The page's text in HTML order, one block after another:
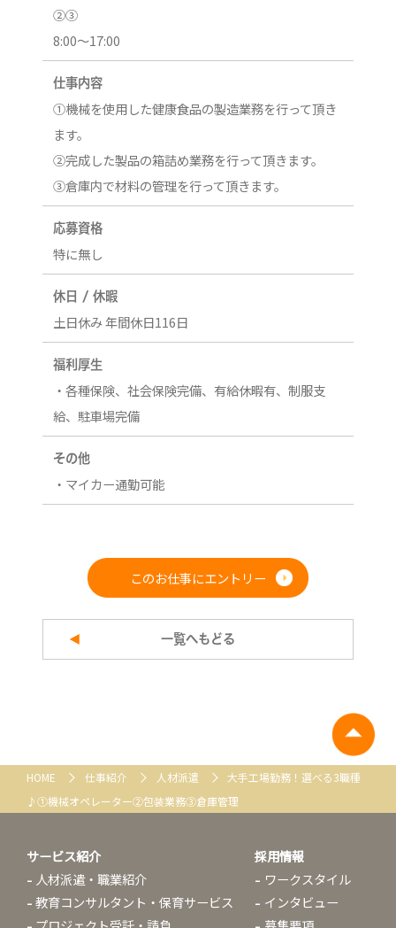
②③
8:00～17:00
仕事内容
①機械を使用した健康食品の製造業務を行って頂き
ます。
②完成した製品の箱詰め業務を行って頂きます。
③倉庫内で材料の管理を行って頂きます。
応募資格
特に無し
休日 / 休暇
土日休み 年間休日116日
福利厚生
・各種保険、社会保険完備、有給休暇有、制服支
給、駐車場完備
その他
・マイカー通勤可能
このお仕事にエントリー
一覧へもどる
HOME 仕事紹介 人材派遣
大手工場勤務！選べる3職種
♪①機械オペレーター②包装業務③倉庫管理
サービス紹介
人材派遣・職業紹介
教育コンサルタント・保育サービス
採用情報
ワークスタイル
インタビュー